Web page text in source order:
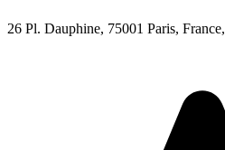
26 Pl. Dauphine, 75001 Paris, France,